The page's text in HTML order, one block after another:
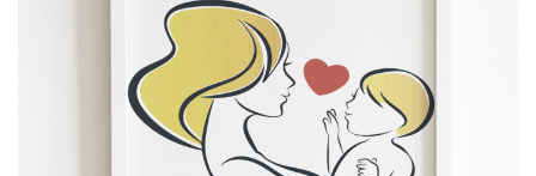
Tricouri Azi esti Tanar si maine...
Tricouri Motivationale
Tricouri Mamici